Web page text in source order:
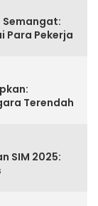
Semangat:
Para Pekerja
Terendah
SIM 2025: